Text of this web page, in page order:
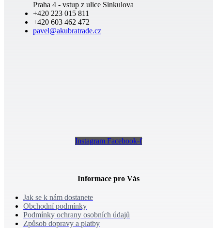
Praha 4 - vstup z ulice Sinkulova
+420 223 015 811
+420 603 462 472
pavel@akubratrade.cz
Instagram Facebook-f
Informace pro Vás
Jak se k nám dostanete
Obchodní podmínky
Podmínky ochrany osobních údajů
Způsob dopravy a platby